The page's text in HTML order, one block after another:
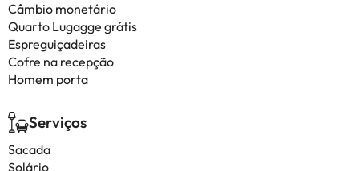
Câmbio monetário
Quarto Lugagge grátis
Espreguiçadeiras
Cofre na recepção
Homem porta
Serviços
Sacada
Solário